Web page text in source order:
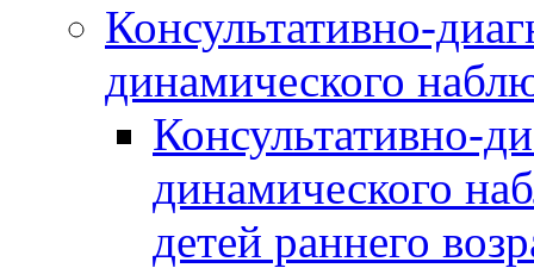
Консультативно-
динамического
Консультативно-
динамического
детей раннего